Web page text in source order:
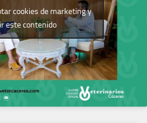
cookies de marketing y
este contenido